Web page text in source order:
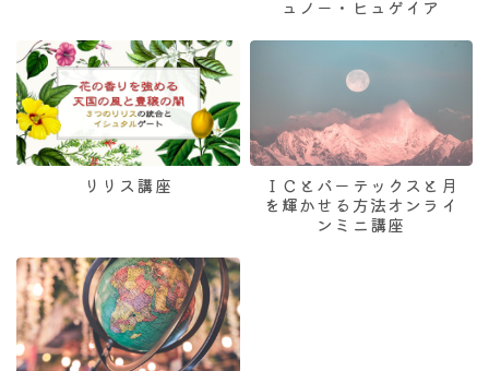
ュノー・ヒュゲイア
リリス講座
ＩＣとバーテックスと月
を輝かせる方法オンライ
ンミニ講座